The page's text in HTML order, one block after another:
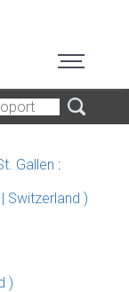
Gallen :
Switzerland )
)